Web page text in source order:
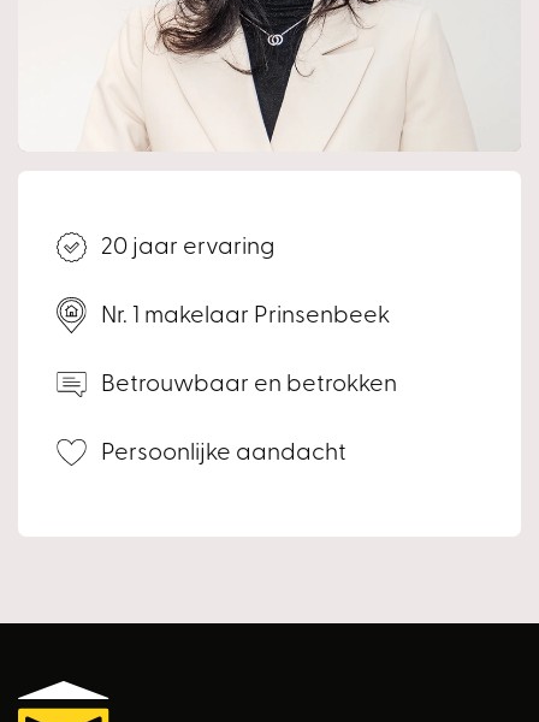
20 jaar ervaring
Nr. 1 makelaar Prinsenbeek
Betrouwbaar en betrokken
Persoonlijke aandacht